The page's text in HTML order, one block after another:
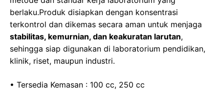
berlaku.Produk disiapkan dengan konsentrasi
terkontrol dan dikemas secara aman untuk menjaga
stabilitas, kemurnian, dan keakuratan larutan,
sehingga siap digunakan di laboratorium pendidikan,
klinik, riset, maupun industri.
• Tersedia Kemasan : 100 cc, 250 cc